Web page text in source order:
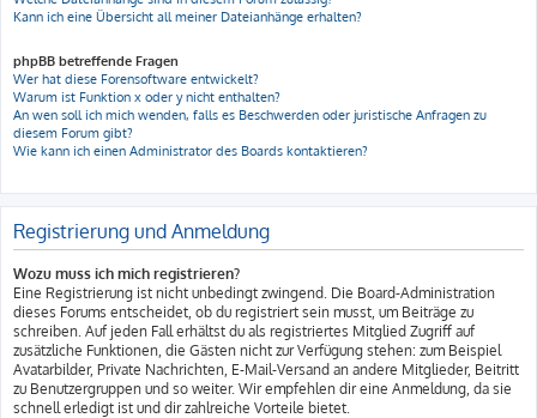
Kann ich eine Übersicht all meiner Dateianhänge erhalten?
phpBB betreffende Fragen
Wer hat diese Forensoftware entwickelt?
Warum ist Funktion x oder y nicht enthalten?
An wen soll ich mich wenden, falls es Beschwerden oder juristische Anfragen zu
diesem Forum gibt?
Wie kann ich einen Administrator des Boards kontaktieren?
Registrierung und Anmeldung
Wozu muss ich mich registrieren?
Eine Registrierung ist nicht unbedingt zwingend. Die Board-Administration
dieses Forums entscheidet, ob du registriert sein musst, um Beiträge zu
schreiben. Auf jeden Fall erhältst du als registriertes Mitglied Zugriff auf
zusätzliche Funktionen, die Gästen nicht zur Verfügung stehen: zum Beispiel
Avatarbilder, Private Nachrichten, E-Mail-Versand an andere Mitglieder, Beitritt
zu Benutzergruppen und so weiter. Wir empfehlen dir eine Anmeldung, da sie
schnell erledigt ist und dir zahlreiche Vorteile bietet.